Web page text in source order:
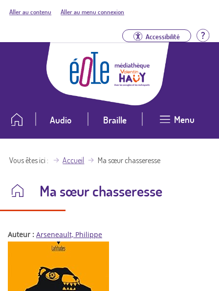
Aller au contenu Aller au menu connexion
Accessibilité
Audio Braille Menu
Vous êtes ici Accueil Ma sœur chasseresse
Ma sœur chasseresse
Auteur : Arseneault, Philippe